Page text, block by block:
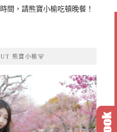
間，請熊寶小榆吃頓晚餐！
熊寶小榆🐻